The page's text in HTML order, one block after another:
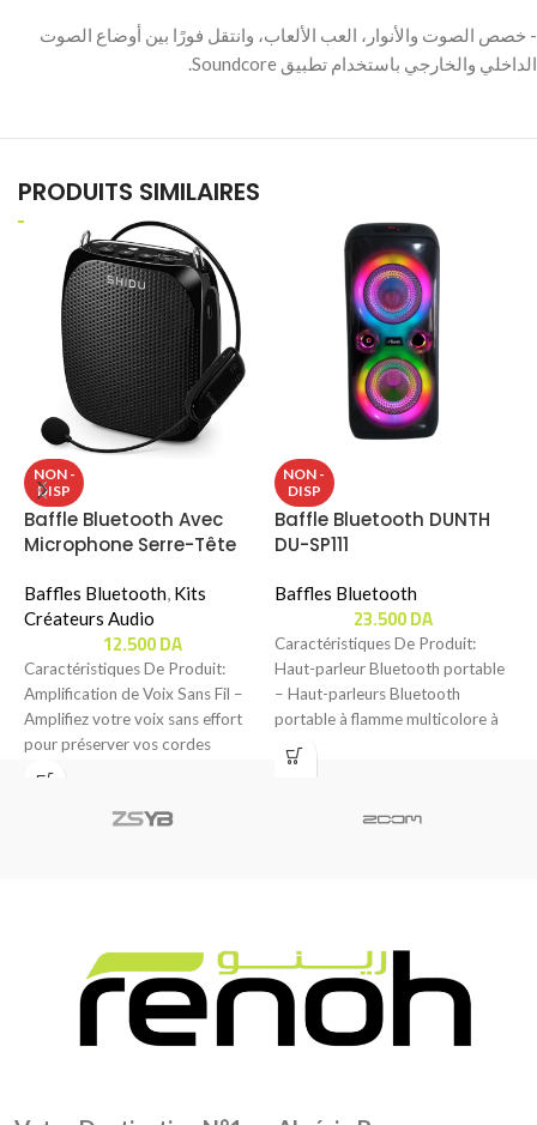
‫- خصص الصوت والأنوار، العب الألعاب، وانتقل فورًا بين أوضاع الصوت
الداخلي والخارجي باستخدام تطبيق Soundcore.
PRODUITS SIMILAIRES
NON -
DISP
Baffle Bluetooth Avec
Microphone Serre-Tête
Baffles Bluetooth, Kits
Créateurs Audio
12.500DA
Caractéristiques De Produit:
Amplification de Voix Sans Fil –
Amplifiez votre voix sans effort
pour préserver vos cordes
vocales. Avec
NON -
DISP
Baffle Bluetooth DUNTH
DU-SP111
Baffles Bluetooth
23.500DA
Caractéristiques De Produit:
Haut-parleur Bluetooth portable
– Haut-parleurs Bluetooth
portable à flamme multicolore à
LED de la marque DUNTH,
parfaits